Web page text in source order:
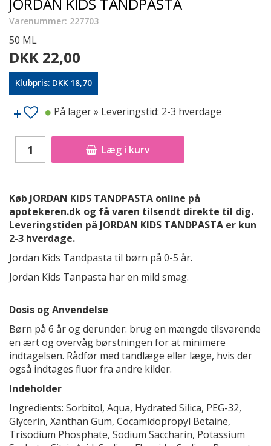
Varenummer: 227703
50 ML
DKK 22,00
Klubpris: DKK 18,70
Læg i kurv
På lager» Leveringstid: 2-3 hverdage
Køb JORDAN KIDS TANDPASTA online på
apotekeren.dk og få varen tilsendt direkte til dig.
Leveringstiden på JORDAN KIDS TANDPASTA er kun
2-3 hverdage.
Jordan Kids Tandpasta til børn på 0-5 år.
Jordan Kids Tanpasta har en mild smag.
Dosis og Anvendelse
Børn på 6 år og derunder: brug en mængde tilsvarende
en ært og overvåg børstningen for at minimere
indtagelsen. Rådfør med tandlæge eller læge, hvis der
også indtages fluor fra andre kilder.
Indeholder
Ingredients: Sorbitol, Aqua, Hydrated Silica, PEG-32,
Glycerin, Xanthan Gum, Cocamidopropyl Betaine,
Trisodium Phosphate, Sodium Saccharin, Potassium